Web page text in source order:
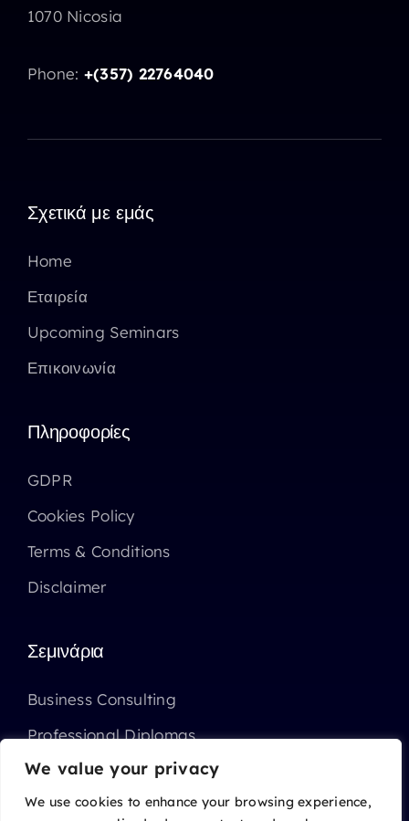
We value your privacy
We use cookies to enhance your browsing experience,
1070 Nicosia
Phone: +(357) 22764040
Σχετικά με εμάς
Home
Εταιρεία
Upcoming Seminars
Επικοινωνία
Πληροφορίες
GDPR
Cookies Policy
Terms & Conditions
Disclaimer
Σεμινάρια
Business Consulting
Professional Diplomas
Επιχορηγημένα Σεμινάρια ΑΝΑΔ